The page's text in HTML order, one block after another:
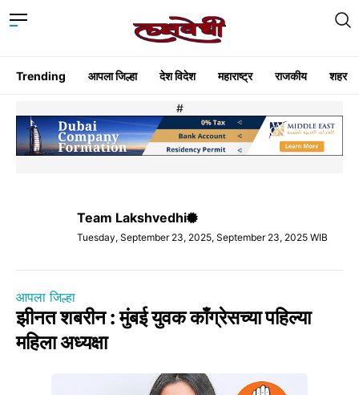
Trending आपला जिल्हा देश विदेश महाराष्ट्र राजकीय शहर
#
Team Lakshvedhi
Tuesday, September 23, 2025, September 23, 2025 WIB
आपला जिल्हा
झीनत शबरीन : मुंबई युवक काँग्रेसच्या पहिल्या
महिला अध्यक्षा